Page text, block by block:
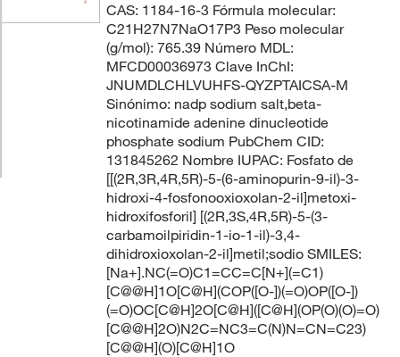
CAS: 1184-16-3 Fórmula molecular:
C21H27N7NaO17P3 Peso molecular
(g/mol): 765.39 Número MDL:
MFCD00036973 Clave InChI:
JNUMDLCHLVUHFS-QYZPTAICSA-M
Sinónimo: nadp sodium salt,beta-
nicotinamide adenine dinucleotide
phosphate sodium PubChem CID:
131845262 Nombre IUPAC: Fosfato de
[[(2R,3R,4R,5R)-5-(6-aminopurin-9-il)-3-
hidroxi-4-fosfonooxioxolan-2-il]metoxi-
hidroxifosforil] [(2R,3S,4R,5R)-5-(3-
carbamoilpiridin-1-io-1-il)-3,4-
dihidroxioxolan-2-il]metil;sodio SMILES:
[Na+].NC(=O)C1=CC=C[N+](=C1)
[C@@H]1O[C@H](COP([O-])(=O)OP([O-])
(=O)OC[C@H]2O[C@H]([C@H](OP(O)(O)=O)
[C@@H]2O)N2C=NC3=C(N)N=CN=C23)
[C@@H](O)[C@H]1O